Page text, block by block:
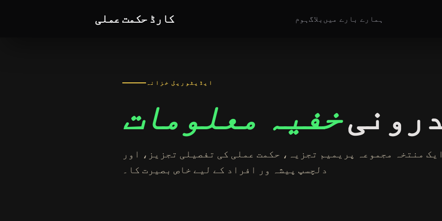
کارڈ حکمت عملی ہومبلاگ ہمارے بارے میں
ایڈیٹوریل خزانہ
خفیہ معلومات
ایک منتخہ مجموعہ پریمیم تجزیہ، حکمت عملی کی تفصیلی تجزیز، اور
دلچسپ پیشہ ور افراد کے لیے خاص بصیرت کا۔